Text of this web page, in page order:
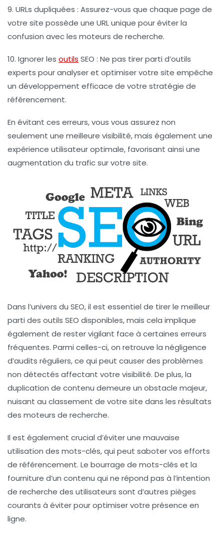
9. URLs dupliquées : Assurez-vous que chaque page de
votre site possède une URL unique pour éviter la
confusion avec les moteurs de recherche.
10. Ignorer les outils SEO : Ne pas tirer parti d’outils
experts pour analyser et optimiser votre site empêche
un développement efficace de votre stratégie de
référencement.
En évitant ces erreurs, vous vous assurez non
seulement une meilleure visibilité, mais également une
expérience utilisateur optimale, favorisant ainsi une
augmentation du trafic sur votre site.
Dans l’univers du SEO, il est essentiel de tirer le meilleur
parti des outils SEO disponibles, mais cela implique
également de rester vigilant face à certaines erreurs
fréquentes. Parmi celles-ci, on retrouve la négligence
d’audits réguliers, ce qui peut causer des problèmes
non détectés affectant votre visibilité. De plus, la
duplication de contenu demeure un obstacle majeur,
nuisant au classement de votre site dans les résultats
des moteurs de recherche.
Il est également crucial d’éviter une mauvaise
utilisation des mots-clés, qui peut saboter vos efforts
de référencement. Le bourrage de mots-clés et la
fourniture d’un contenu qui ne répond pas à l’intention
de recherche des utilisateurs sont d’autres pièges
courants à éviter pour optimiser votre présence en
ligne.